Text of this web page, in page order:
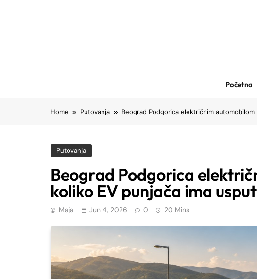
Početna
Home Putovanja Beograd Podgorica električnim
Putovanja
Beograd Podgorica
koliko EV punjača ima usput
Maja Jun 4, 2026 0 20 Mins